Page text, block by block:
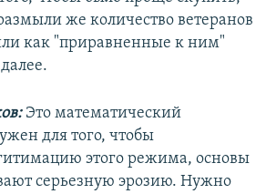
же количество ветеранов
как "приравненные к ним"
Это математический
для того, чтобы
этого режима, основы
серьезную эрозию. Нужно